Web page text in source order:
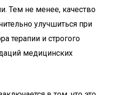
Тем не менее, качество
улучшиться при
терапии и строгого
медицинских